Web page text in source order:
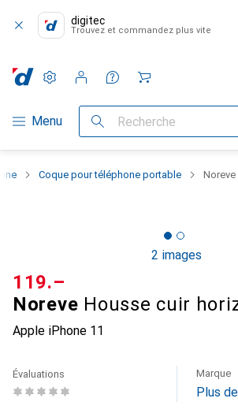
digitec
Trouvez et commandez plus vite
Navigation par catégorie
Menu Recherche
Paramètres
Compte client
Listes de comparaison
Listes d'envies
Panier
Coque pour téléphone portable Noreve
2 images
Noreve Housse cuir
Apple iPhone 11
CHF
119.–
Évaluations Marque
Plus